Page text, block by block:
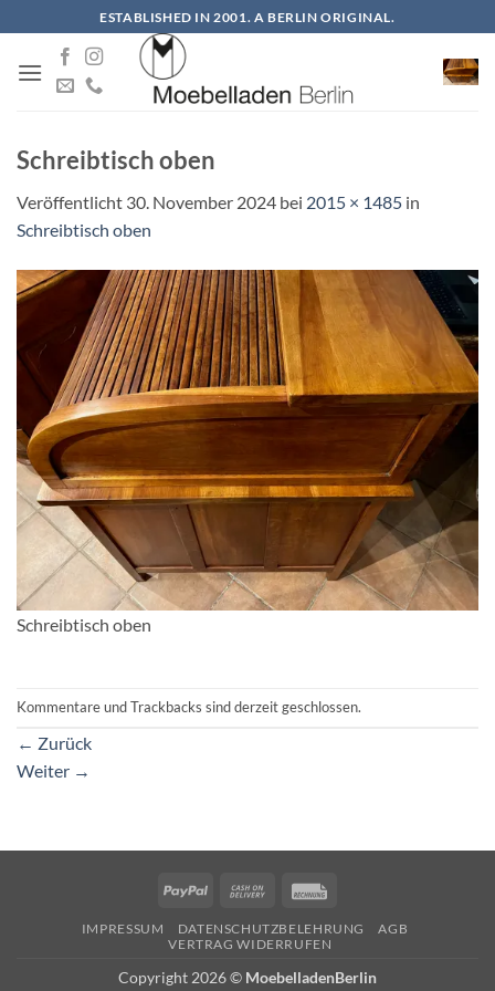
Inhalt
springen
ESTABLISHED IN 2001. A BERLIN ORIGINAL.
Schreibtisch oben
Veröffentlicht 30. November 2024 bei 2015 × 1485 in
Schreibtisch oben
Schreibtisch oben
Kommentare und Trackbacks sind derzeit geschlossen.
← Zurück
Weiter →
PayPal
Cash
Delivery
IMPRESSUM DATENSCHUTZBELEHRUNG
AGB
VERTRAG WIDERRUFEN
Copyright 2026 © MoebelladenBerlin